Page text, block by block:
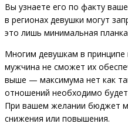
Вы узнаете его по факту
в регионах девушки могут
это лишь минимальная
Многим девушкам в
мужчина не сможет их
выше — максимума нет как
отношений необходимо
При вашем желании бюджет
снижения или повышения.